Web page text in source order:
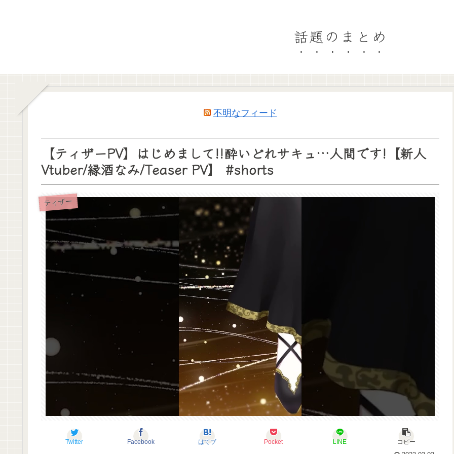
話題のまとめ
不明なフィード
【ティザーPV】はじめまして!!酔いどれサキュ…人間です!【新人
Vtuber/縁酒なみ/Teaser PV】 #shorts
ティザー
Twitter Facebook はてブ Pocket LINE
コピー